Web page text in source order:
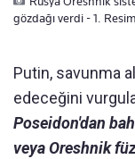
gözdağı verdi - 1. Resim
Putin, savunma
edeceğini
Poseidon'dan
veya Oreshnik